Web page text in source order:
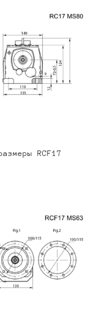
RCF17